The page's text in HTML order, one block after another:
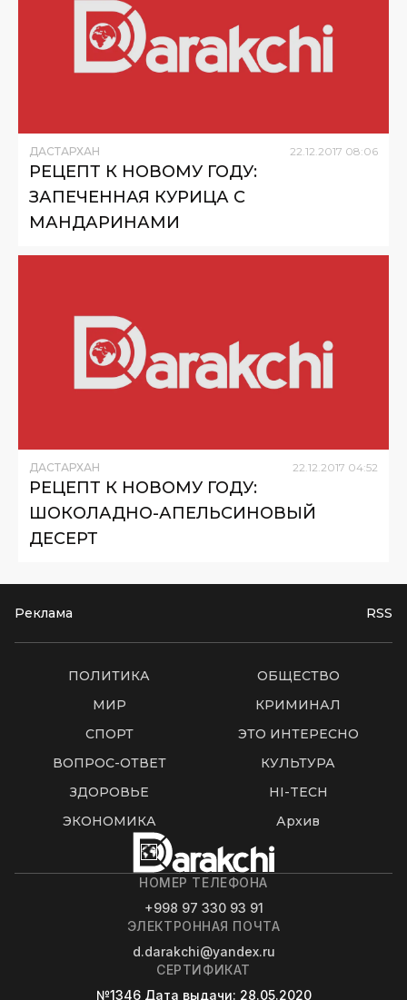
ДАСТАРХАН 22.12.2017 08:06
РЕЦЕПТ К НОВОМУ ГОДУ:
ЗАПЕЧЕННАЯ КУРИЦА С
МАНДАРИНАМИ
ДАСТАРХАН 22.12.2017 04:52
РЕЦЕПТ К НОВОМУ ГОДУ:
ШОКОЛАДНО-АПЕЛЬСИНОВЫЙ
ДЕСЕРТ
Реклама RSS
ПОЛИТИКА
ОБЩЕСТВО
МИР
КРИМИНАЛ
СПОРТ
ЭТО ИНТЕРЕСНО
ВОПРОС-ОТВЕТ
КУЛЬТУРА
ЗДОРОВЬЕ
HI-TECH
ЭКОНОМИКА
Архив
НОМЕР ТЕЛЕФОНА
+998 97 330 93 91
ЭЛЕКТРОННАЯ ПОЧТА
d.darakchi@yandex.ru
СЕРТИФИКАТ
№1346 Дата выдачи: 28.05.2020